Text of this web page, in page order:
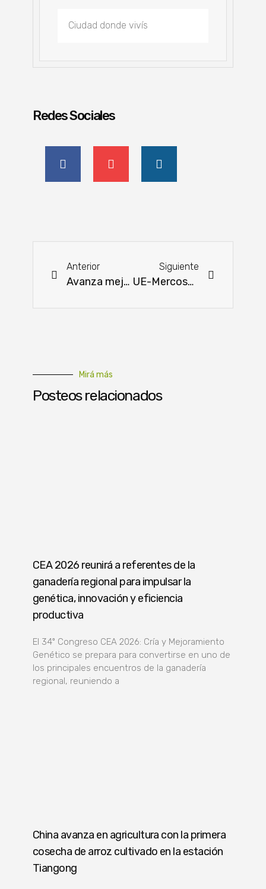
Redes Sociales
Anterior
Avanza mejoramiento de la ruta PY08
Siguiente
UE-Mercosur: productores europeos alertan sobre el impacto, mientras el Mercosur destaca oportunidades
Mirá más
Posteos relacionados
CEA 2026 reunirá a referentes de la
ganadería regional para impulsar la
genética, innovación y eficiencia
productiva
El 34º Congreso CEA 2026: Cría y Mejoramiento
Genético se prepara para convertirse en uno de
los principales encuentros de la ganadería
regional, reuniendo a
China avanza en agricultura con la primera
cosecha de arroz cultivado en la estación
Tiangong